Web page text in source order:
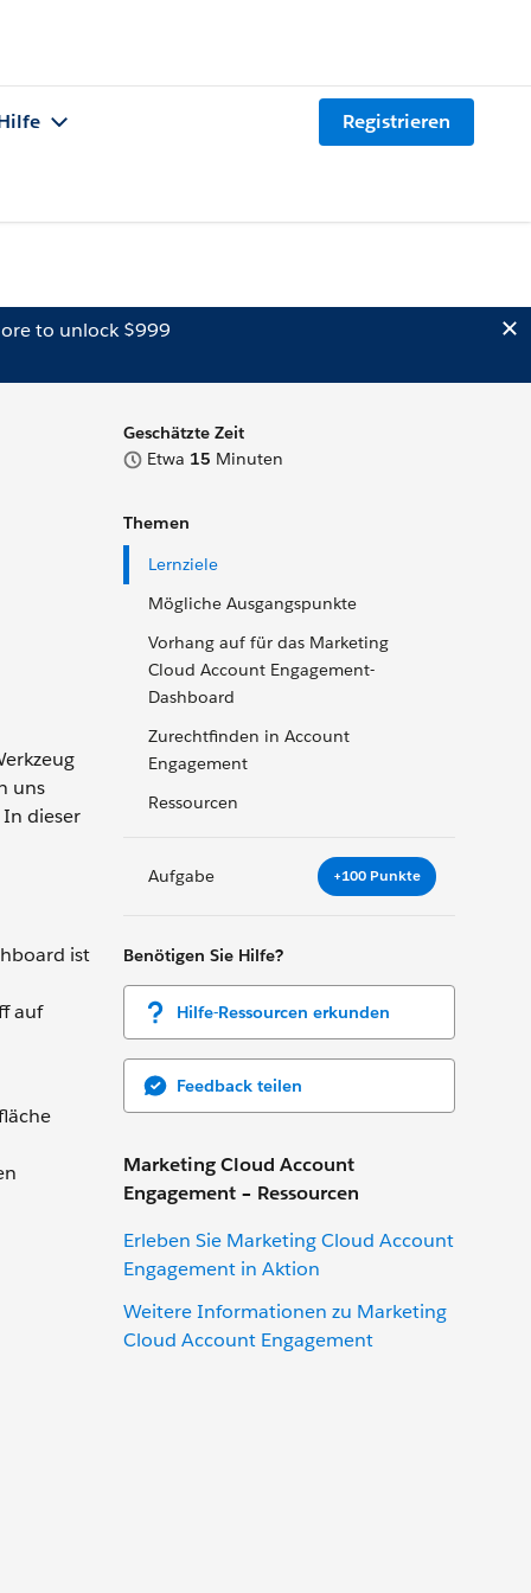
Registrieren
to unlock $999
Geschätzte Zeit
Etwa 15 Minuten
Themen
Lernziele
Mögliche Ausgangspunkte
Vorhang auf für das Marketing
Cloud Account Engagement-
Dashboard
Zurechtfinden in Account
Engagement
Ressourcen
Aufgabe +100 Punkte
Benötigen Sie Hilfe?
Hilfe-Ressourcen erkunden
Feedback teilen
Marketing Cloud Account
Engagement – Ressourcen
Erleben Sie Marketing Cloud Account
Engagement in Aktion
Weitere Informationen zu Marketing
Cloud Account Engagement
uns
dieser
ist
auf